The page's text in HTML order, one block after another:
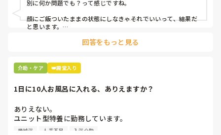
ど、仕事が、できるのか自分ではわからないけど、管理者に
自分が言わなくても、誰かしら管理者に言ってくれていま
その管理者耳に入り、犬大好きさんも、誰かしら相談できる
できるし、正直、メンタルやられたら、困るからと言われま
した。
パワハラ扱いした人や、いい方によっては、周りが私にした
めみたいにしてきた人は、必ず丸くなってる。もしくは、自
分で気づく人もいるみたいです。
別に何か問題でも？って感じですね。
顔にご飯ついたままの状態にしなきゃそれでいいって、結果だ
と思います。
私お風呂専属でバイトしてるんですけど、お風呂の時に顔にカ
あーやってくれなかったんだなって。スプーンでぬぐったりそ
んなことすら、やらないのかね、酷いスタッフとか思いなが
回答をもっと見る
介助・ケア 👑殿堂入り
1日に10人お風呂に入れる、ありえますか？
ありえない。
ユニット型特養に勤務しています。
人手不足で入浴のない日があるため、今度1日に10人入れて
機械浴 人手不足 入浴介助